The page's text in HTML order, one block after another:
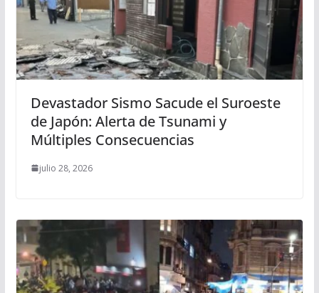
Devastador Sismo Sacude el Suroeste
de Japón: Alerta de Tsunami y
Múltiples Consecuencias
julio 28, 2026